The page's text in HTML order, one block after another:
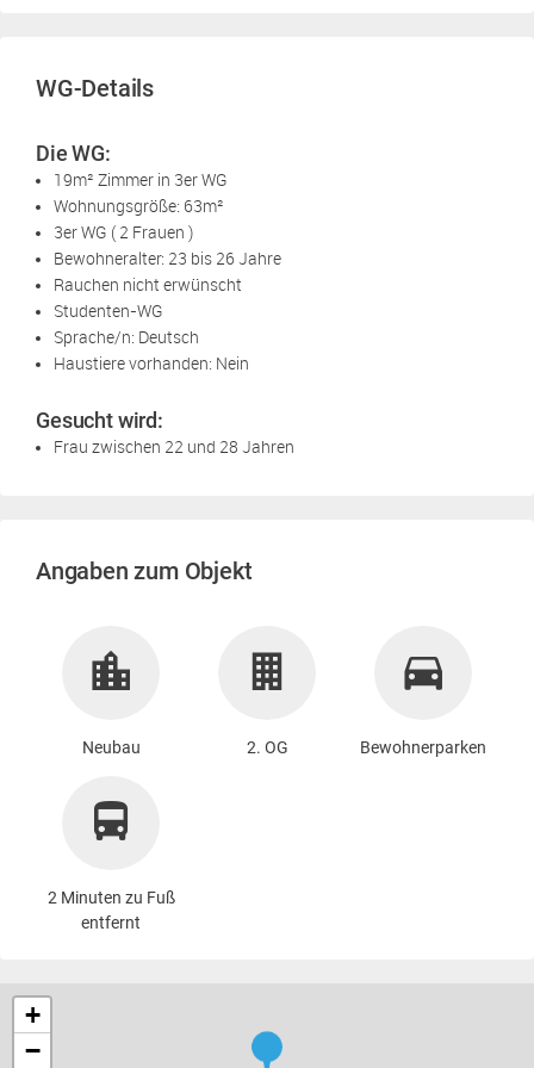
WG-Details
Die WG:
19m² Zimmer in 3er WG
Wohnungsgröße: 63m²
3er WG ( 2 Frauen )
Bewohneralter: 23 bis 26 Jahre
Rauchen nicht erwünscht
Studenten-WG
Sprache/n: Deutsch
Haustiere vorhanden: Nein
Gesucht wird:
Frau zwischen 22 und 28 Jahren
Angaben zum Objekt
Neubau 2. OG Bewohnerparken
2 Minuten zu Fuß
entfernt
+
−